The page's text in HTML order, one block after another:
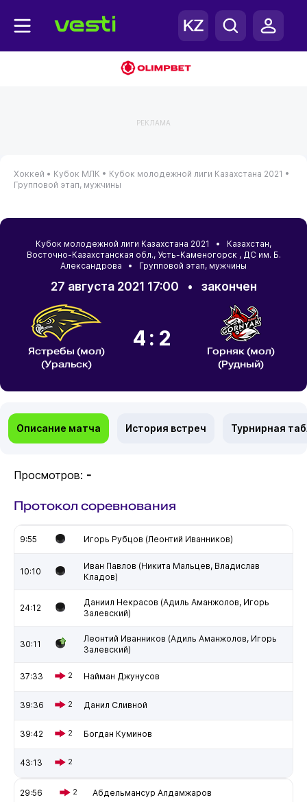
РЕКЛАМА
Хоккей • Кубок МЛК • Кубок молодежной лиги Казахстана 2021 •
Групповой этап, мужчины
Кубок молодежной лиги Казахстана 2021 • Казахстан,
Восточно-Казахстанская обл., Усть-Каменогорск , ДС им. Б.
Александрова • Групповой этап, мужчины
27 августа 2021 17:00 • закончен
Ястребы (мол)
(Уральск)
4:2
Горняк (мол)
(Рудный)
Описание матча История встреч Турнирная
Просмотров: -
Протокол соревнования
9:55 Игорь Рубцов (Леонтий Иванников)
10:10
Иван Павлов (Никита Мальцев, Владислав
Кладов)
24:12
Даниил Некрасов (Адиль Аманжолов, Игорь
Залевский)
30:11
Леонтий Иванников (Адиль Аманжолов, Игорь
Залевский)
37:33 2 Найман Джунусов
39:36 2 Данил Сливной
39:42 2 Богдан Куминов
43:13 2
29:56 2 Абдельмансур Алдамжаров